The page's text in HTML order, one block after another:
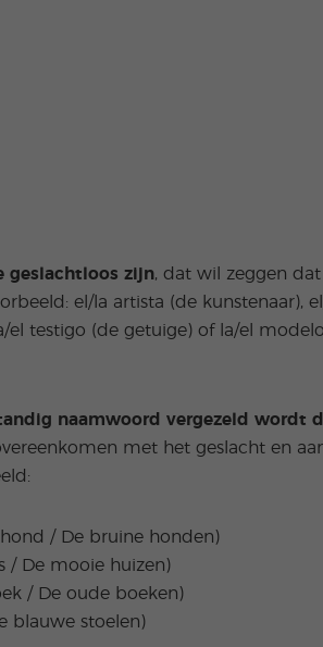
geslachtloos zijn, dat wil zeggen dat
el/la artista (de kunstenaar),
el testigo (de getuige) of la/el
naamwoord vergezeld wordt
met het geslacht en
/ De bruine honden)
/ De mooie huizen)
/ De oude boeken)
blauwe stoelen)